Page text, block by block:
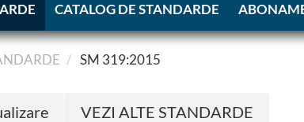
CATALOG DE STANDARDE
SM 319:2015
VEZI ALTE STANDARDE